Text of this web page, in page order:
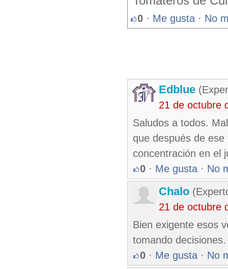
0 · Me gusta · No
Edblue
21 de octubre
Saludos a todos.
que después de
concentración en el
0 · Me gusta · No
Chalo
21 de octubre
Bien exigente esos
tomando
0 · Me gusta · No